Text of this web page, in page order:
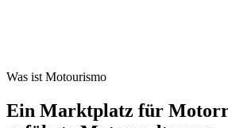
Was ist Motourismo
Ein Marktplatz für